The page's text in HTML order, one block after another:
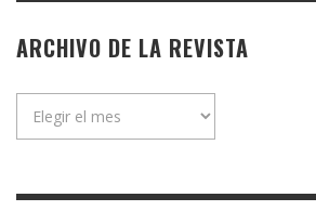
ARCHIVO DE LA REVISTA